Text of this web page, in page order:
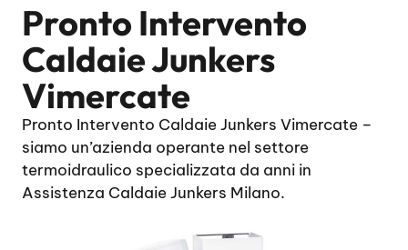
Pronto Intervento
Caldaie Junkers
Vimercate
Pronto Intervento Caldaie Junkers Vimercate –
siamo un’azienda operante nel settore
termoidraulico specializzata da anni in
Assistenza Caldaie Junkers Milano.